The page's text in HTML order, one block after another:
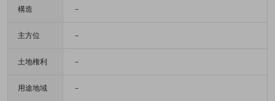
構造 －
主方位 －
土地権利 －
用途地域 －